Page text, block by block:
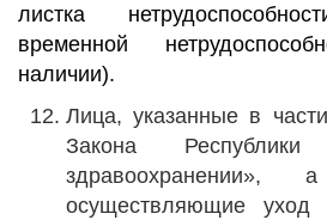
листка
временной
наличии).
Лица, указанные в
Закона
осуществляющие